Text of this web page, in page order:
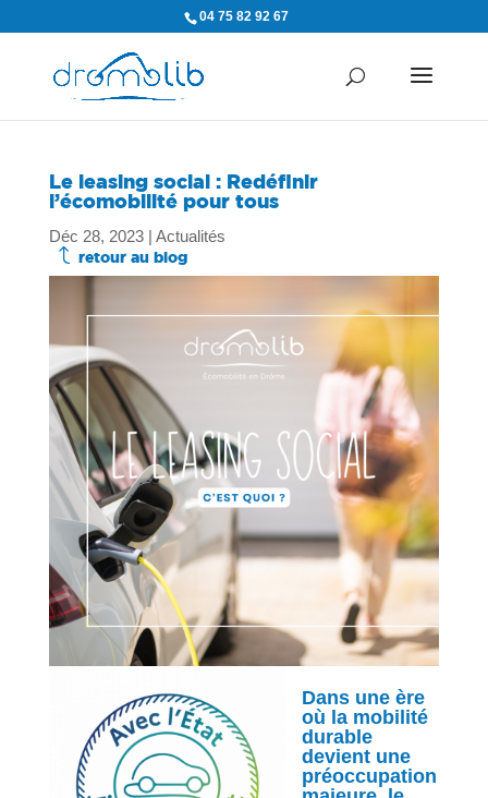
04 75 82 92 67
Le leasing social : Redéfinir
l’écomobilité pour tous
Déc 28, 2023| Actualités
J retour au blog
Dans une ère
où la mobilité
durable
devient une
préoccupation